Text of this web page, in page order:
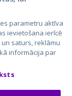
parametru aktīva
ievietošana ierīcē
saturs, reklāmu
informācija par